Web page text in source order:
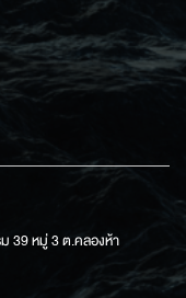
39 หมู่ 3 ต.คลองห้า